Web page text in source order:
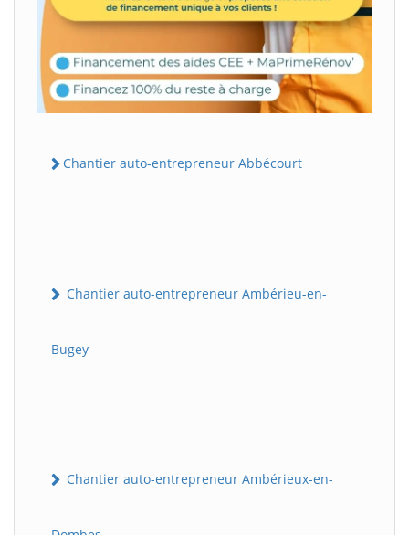
Chantier auto-entrepreneur Abbécourt
Chantier auto-entrepreneur Ambérieu-en-
Bugey
Chantier auto-entrepreneur Ambérieux-en-